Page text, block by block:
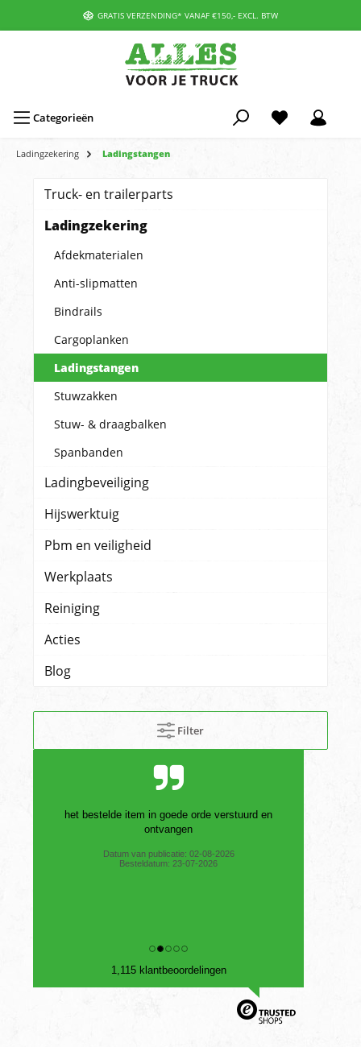
GRATIS VERZENDING* VANAF €150,- EXCL. BTW
Categorieën
Ladingzekering Ladingstangen
Truck- en trailerparts
Ladingzekering
Afdekmaterialen
Anti-slipmatten
Bindrails
Cargoplanken
Ladingstangen
Stuwzakken
Stuw- & draagbalken
Spanbanden
Ladingbeveiliging
Hijswerktuig
Pbm en veiligheid
Werkplaats
Reiniging
Acties
Blog
Filter
het bestelde item in goede orde verstuurd en
ontvangen
Datum van publicatie: 02-08-2026
Besteldatum: 23-07-2026
1,115 klantbeoordelingen